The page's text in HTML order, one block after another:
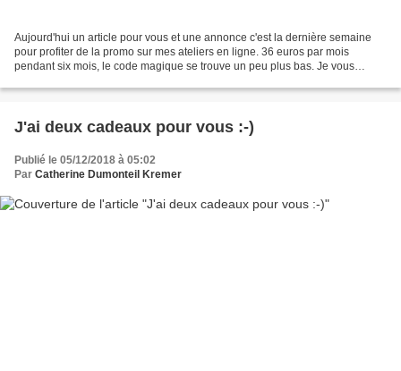
Aujourd'hui un article pour vous et une annonce c'est la dernière semaine
pour profiter de la promo sur mes ateliers en ligne. 36 euros par mois
pendant six mois, le code magique se trouve un peu plus bas. Je vous
J'ai deux cadeaux pour vous :-)
Publié le 05/12/2018 à 05:02
Par Catherine Dumonteil Kremer